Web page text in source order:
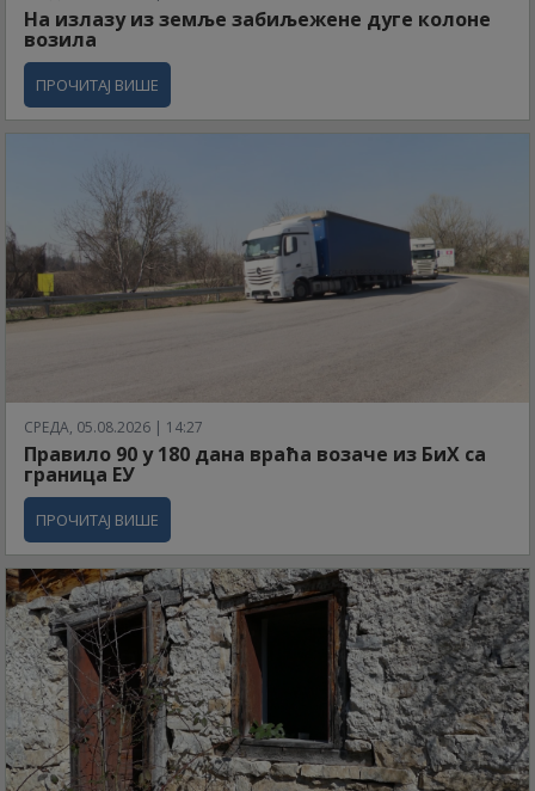
На излазу из земље забиљежене дуге колоне
возила
ПРОЧИТАЈ ВИШЕ
СРЕДА, 05.08.2026 | 14:27
Правило 90 у 180 дана враћа возаче из БиХ са
граница ЕУ
ПРОЧИТАЈ ВИШЕ